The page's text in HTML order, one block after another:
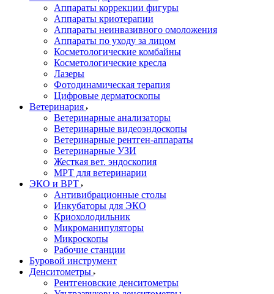
Аппараты коррекции фигуры
Аппараты криотерапии
Аппараты неинвазивного омоложения
Аппараты по уходу за лицом
Косметологические комбайны
Косметологические кресла
Лазеры
Фотодинамическая терапия
Цифровые дерматоскопы
Ветеринария
Ветеринарные анализаторы
Ветеринарные видеоэндоскопы
Ветеринарные рентген-аппараты
Ветеринарные УЗИ
Жесткая вет. эндоскопия
МРТ для ветеринарии
ЭКО и ВРТ
Антивибрационные столы
Инкубаторы для ЭКО
Криохолодильник
Микроманипуляторы
Микроскопы
Рабочие станции
Буровой инструмент
Денситометры
Рентгеновские денситометры